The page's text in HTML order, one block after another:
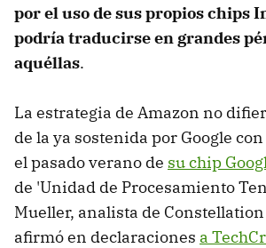
por el uso de sus propios chips
podría traducirse en grandes
aquéllas.
La estrategia de Amazon no
de la ya sostenida por Google
el pasado verano de su chip
de 'Unidad de Procesamiento
Mueller, analista de Constellation
afirmó en declaraciones a